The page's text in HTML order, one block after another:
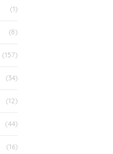
(1)
(8)
(157)
(34)
(12)
(44)
(16)